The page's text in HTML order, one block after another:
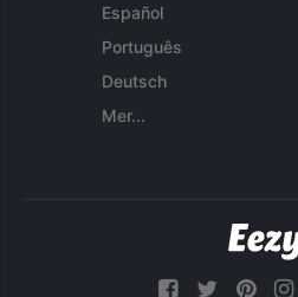
Español
Português
Deutsch
Mer...